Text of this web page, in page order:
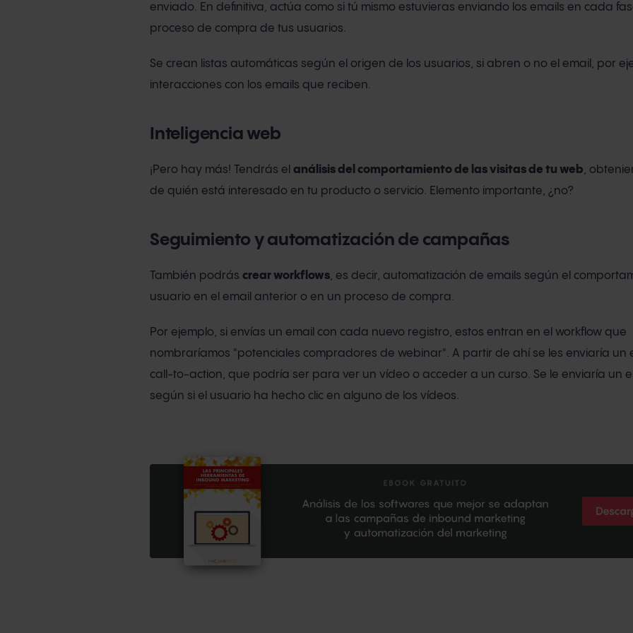
enviado. En definitiva, actúa como si tú mismo estuvieras enviando los emails en cada
proceso de compra de tus usuarios.
Se crean listas automáticas según el origen de los usuarios, si abren o no el email, por
interacciones con los emails que reciben.
Inteligencia web
¡Pero hay más! Tendrás el análisis del comportamiento de las visitas de tu web,
de quién está interesado en tu producto o servicio. Elemento importante, ¿no?
Seguimiento y automatización de campañas
También podrás crear workflows, es decir, automatización de emails según el
usuario en el email anterior o en un proceso de compra.
Por ejemplo, si envías un email con cada nuevo registro, estos entran en el workflow que
nombraríamos "potenciales compradores de webinar". A partir de ahí se les enviaría un
call-to-action, que podría ser para ver un vídeo o acceder a un curso. Se le enviaría un
según si el usuario ha hecho clic en alguno de los vídeos.